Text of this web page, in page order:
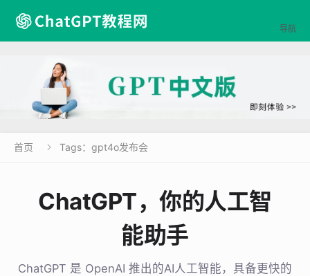
导航
首页  Tags：gpt4o发布会
ChatGPT，你的人工智
能助手
ChatGPT 是 OpenAI 推出的AI人工智能，具备更快的